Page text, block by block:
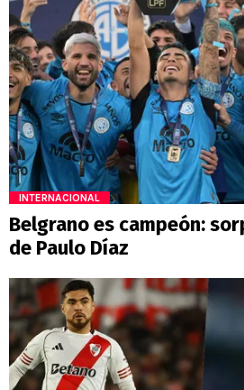
INTERNACIONAL
Belgrano es campeón:
de Paulo Díaz